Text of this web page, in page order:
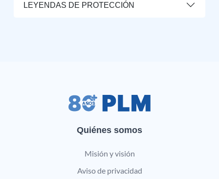
LEYENDAS DE PROTECCIÓN
Quiénes somos
Misión y visión
Aviso de privacidad